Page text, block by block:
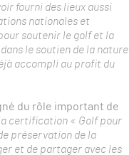
fourni des lieux aussi
nationales et
soutenir le golf et la
le soutien de la nature
accompli au profit du
du rôle important de
certification « Golf pour
préservation de la
et de partager avec les